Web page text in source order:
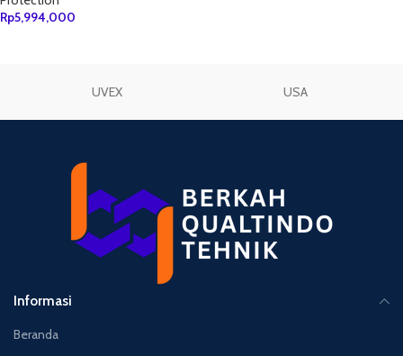
Rp5,994,000
UVEX USA
Informasi
Beranda